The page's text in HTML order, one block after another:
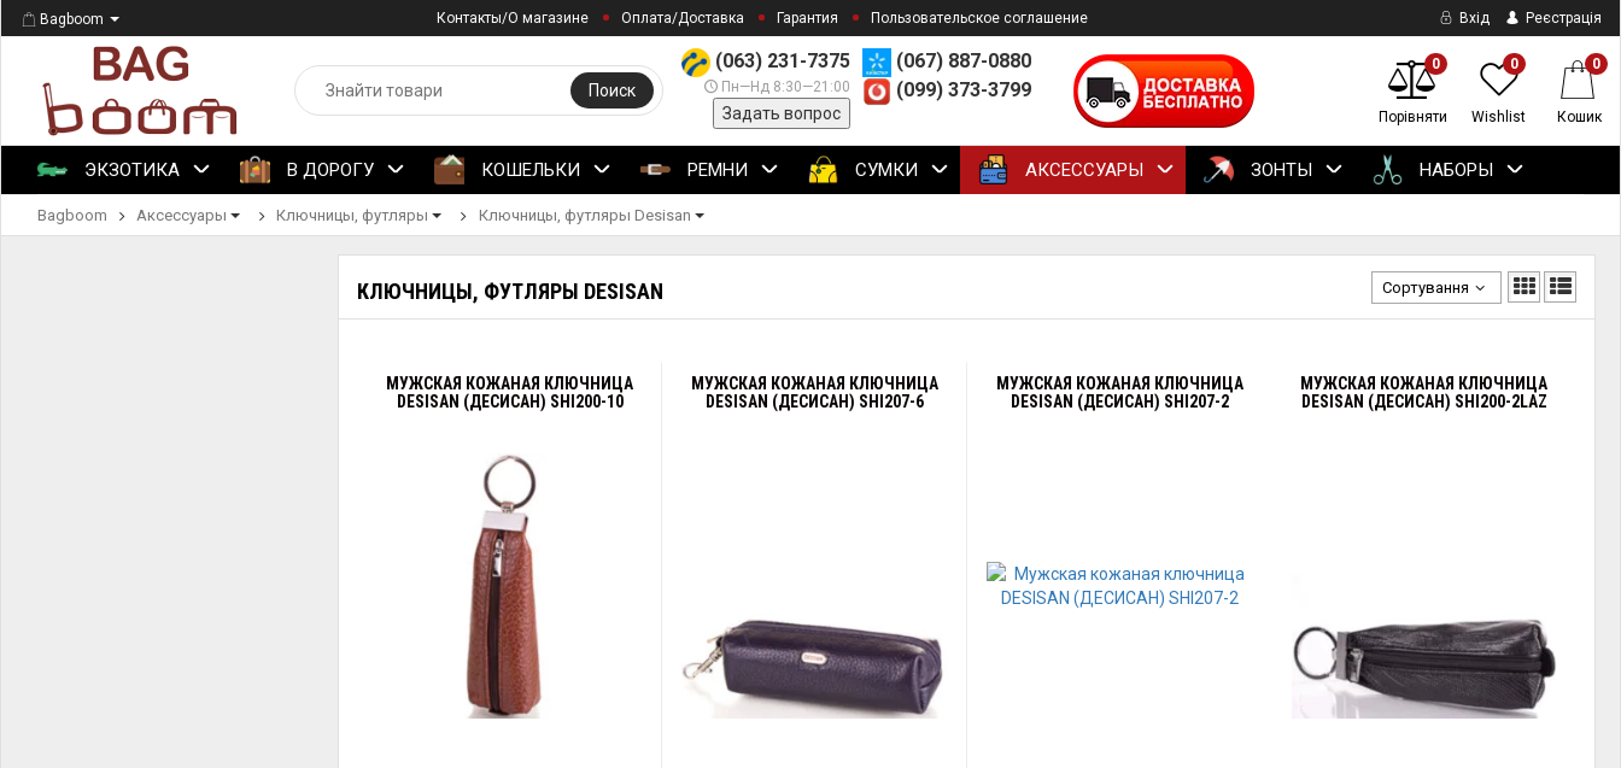
Bagboom Контакты/О магазине Оплата/Доставка Гарантия Пользовательское соглашение Вхід Реєстрація
(063) 231-7375
Пн—Нд 8:30—21:00
Задать вопрос
(067) 887-0880
(099) 373-3799
Поиск
0
Порівняти
0
Wishlist
0
Кошик
ЭКЗОТИКА В ДОРОГУ КОШЕЛЬКИ РЕМНИ СУМКИ АКСЕССУАРЫ ЗОНТЫ НАБОРЫ
Bagboom Аксессуары Ключницы, футляры Ключницы, футляры Desisan
КЛЮЧНИЦЫ, ФУТЛЯРЫ DESISAN Сортування
МУЖСКАЯ КОЖАНАЯ КЛЮЧНИЦА
DESISAN (ДЕСИСАН) SHI200-10
МУЖСКАЯ КОЖАНАЯ КЛЮЧНИЦА
DESISAN (ДЕСИСАН) SHI207-6
МУЖСКАЯ КОЖАНАЯ КЛЮЧНИЦА
DESISAN (ДЕСИСАН) SHI207-2
МУЖСКАЯ КОЖАНАЯ КЛЮЧНИЦА
DESISAN (ДЕСИСАН) SHI200-2LAZ